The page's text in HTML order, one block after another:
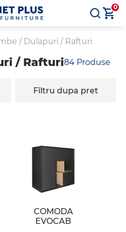
0
/ Dulapuri / Rafturi
/ Rafturi84 Produse
Filtru dupa pret
COMODA
EVOCAB